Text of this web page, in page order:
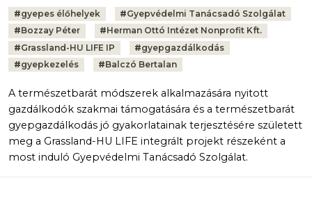
Tags:
#gyepes élőhelyek #Gyepvédelmi Tanácsadó Szolgálat
#Bozzay Péter #Herman Ottó Intézet Nonprofit Kft.
#Grassland-HU LIFE IP #gyepgazdálkodás
#gyepkezelés #Balczó Bertalan
A természetbarát módszerek alkalmazására nyitott
gazdálkodók szakmai támogatására és a természetbarát
gyepgazdálkodás jó gyakorlatainak terjesztésére született
meg a Grassland-HU LIFE integrált projekt részeként a
most induló Gyepvédelmi Tanácsadó Szolgálat.